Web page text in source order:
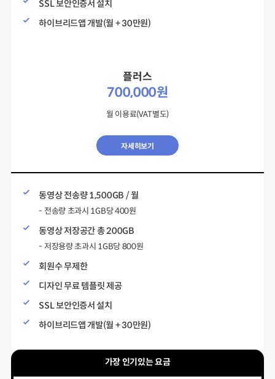
SSL 보안인증서 설치
하이브리드앱 개발(월 + 30만원)
플러스
700,000원
월 이용료(VAT별도)
자세히보기
동영상 전송량 1,500GB / 월
- 전송량 초과시 1GB당 400원
동영상 저장공간 총 200GB
- 저장용량 초과시 1GB당 800원
회원수 무제한
디자인 무료 템플릿 제공
SSL 보안인증서 설치
하이브리드앱 개발(월 + 30만원)